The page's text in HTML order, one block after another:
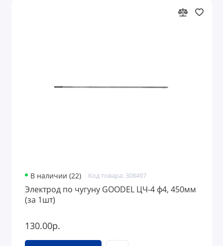
В наличии (22) Код товара: 308497
Электрод по чугуну GOODEL ЦЧ-4 ф4, 450мм
(за 1шт)
130.00р.